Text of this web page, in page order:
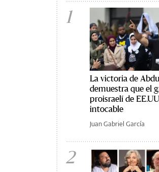
1
La victoria de
demuestra que el
proisraelí de
intocable
Juan Gabriel García
2